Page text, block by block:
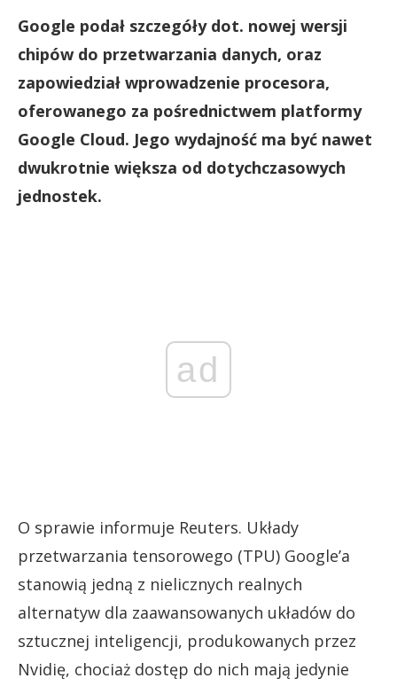
Google podał szczegóły dot. nowej wersji
chipów do przetwarzania danych, oraz
zapowiedział wprowadzenie procesora,
oferowanego za pośrednictwem platformy
Google Cloud. Jego wydajność ma być nawet
dwukrotnie większa od dotychczasowych
jednostek.
ad
O sprawie informuje Reuters. Układy
przetwarzania tensorowego (TPU) Google’a
stanowią jedną z nielicznych realnych
alternatyw dla zaawansowanych układów do
sztucznej inteligencji, produkowanych przez
Nvidię, chociaż dostęp do nich mają jedynie